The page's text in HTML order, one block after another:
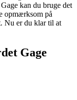
kan du bruge det
opmærksom på
Nu er du klar til at
Gage